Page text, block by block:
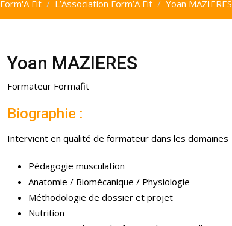
Form'A Fit / L’Association Form’A Fit / Yoan MAZIERES
Yoan MAZIERES
Formateur Formafit
Biographie :
Intervient en qualité de formateur dans les domaines
Pédagogie musculation
Anatomie / Biomécanique / Physiologie
Méthodologie de dossier et projet
Nutrition